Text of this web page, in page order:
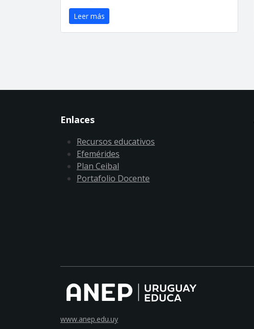
Leer más
Enlaces
Recursos educativos
Efemérides
Plan Ceibal
Portafolio Docente
www.anep.edu.uy